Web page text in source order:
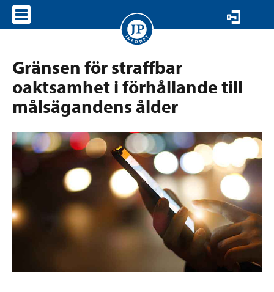
Gränsen för straffbar
oaktsamhet i förhållande till
målsägandens ålder